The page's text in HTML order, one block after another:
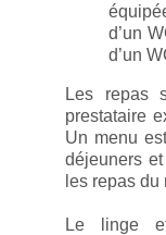
d’un
d’un
Les repas
prestataire
Un menu
déjeuners
les repas
Le linge